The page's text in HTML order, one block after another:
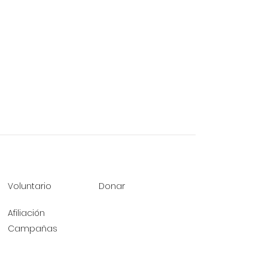
Voluntario Donar
Afiliación
Campañas